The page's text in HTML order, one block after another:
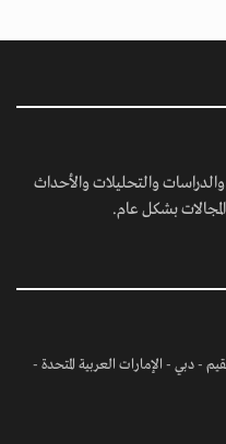
والتحليلات والأحداث
بشكل عام.
- دبي - الإمارات العربية المتحدة -